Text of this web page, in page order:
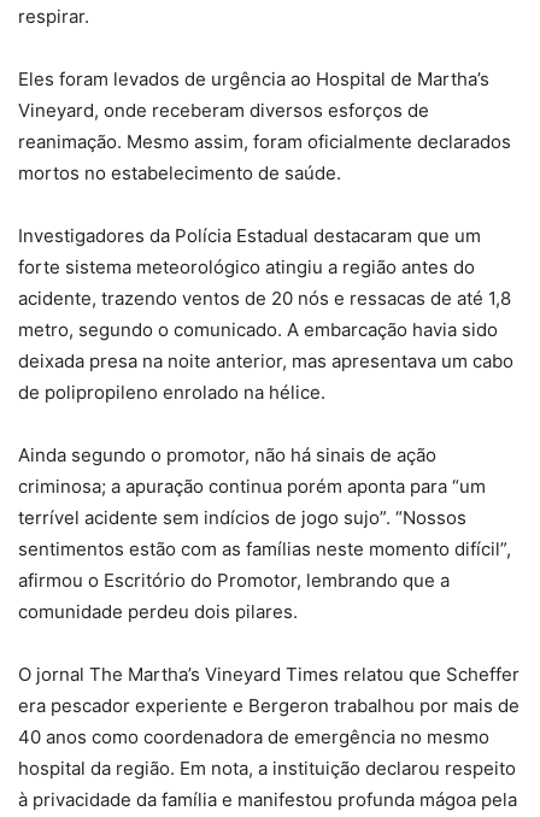
respirar.
Eles foram levados de urgência ao Hospital de Martha’s
Vineyard, onde receberam diversos esforços de
reanimação. Mesmo assim, foram oficialmente declarados
mortos no estabelecimento de saúde.
Investigadores da Polícia Estadual destacaram que um
forte sistema meteorológico atingiu a região antes do
acidente, trazendo ventos de 20 nós e ressacas de até 1,8
metro, segundo o comunicado. A embarcação havia sido
deixada presa na noite anterior, mas apresentava um cabo
de polipropileno enrolado na hélice.
Ainda segundo o promotor, não há sinais de ação
criminosa; a apuração continua porém aponta para “um
terrível acidente sem indícios de jogo sujo”. “Nossos
sentimentos estão com as famílias neste momento difícil”,
afirmou o Escritório do Promotor, lembrando que a
comunidade perdeu dois pilares.
O jornal The Martha’s Vineyard Times relatou que Scheffer
era pescador experiente e Bergeron trabalhou por mais de
40 anos como coordenadora de emergência no mesmo
hospital da região. Em nota, a instituição declarou respeito
à privacidade da família e manifestou profunda mágoa pela